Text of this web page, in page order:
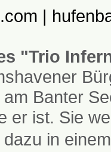
"Trio
Banter
er ist. Sie
in